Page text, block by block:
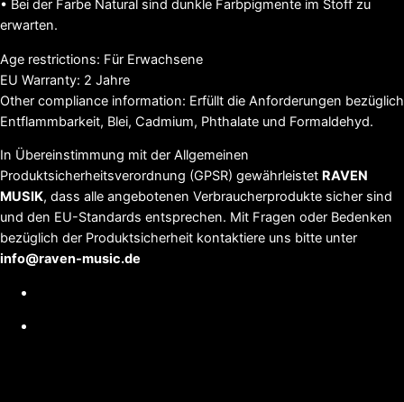
• Bei der Farbe Natural sind dunkle Farbpigmente im Stoff zu
erwarten.
Age restrictions: Für Erwachsene
EU Warranty: 2 Jahre
Other compliance information: Erfüllt die Anforderungen bezüglich
Entflammbarkeit, Blei, Cadmium, Phthalate und Formaldehyd.
In Übereinstimmung mit der Allgemeinen
Produktsicherheitsverordnung (GPSR) gewährleistet RAVEN
MUSIK, dass alle angebotenen Verbraucherprodukte sicher sind
und den EU-Standards entsprechen. Mit Fragen oder Bedenken
bezüglich der Produktsicherheit kontaktiere uns bitte unter
info@raven-music.de